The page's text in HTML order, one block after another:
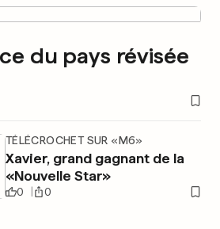
du pays révisée
TÉLÉCROCHET SUR «M6»
Xavier, grand gagnant de la
«Nouvelle Star»
0 0